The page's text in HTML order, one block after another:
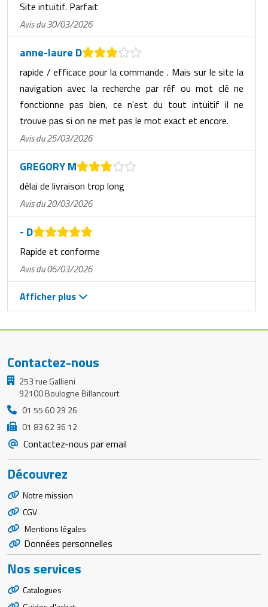
Site intuitif. Parfait
Avis du 30/03/2026
anne-laure D
rapide / efficace pour la commande . Mais sur le site la
navigation avec la recherche par réf ou mot clé ne
fonctionne pas bien, ce n'est du tout intuitif il ne
trouve pas si on ne met pas le mot exact et encore.
Avis du 25/03/2026
GREGORY M
délai de livraison trop long
Avis du 20/03/2026
- D
Rapide et conforme
Avis du 06/03/2026
Afficher plus
Contactez-nous
253 rue Gallieni
92100 Boulogne Billancourt
01 55 60 29 26
01 83 62 36 12
Contactez-nous par email
Découvrez
Notre mission
CGV
Mentions légales
Données personnelles
Nos services
Catalogues